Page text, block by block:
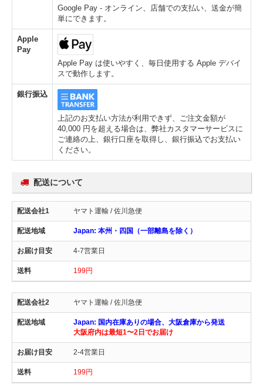
Google Pay - オンライン、店舗での支払い、送金が簡
単にできます。
Apple
Pay
Apple Pay は使いやすく、毎日使用する Apple デバイ
スで動作します。
銀行振込
上記のお支払い方法が利用できず、ご注文金額が
40,000 円を超える場合は、弊社カスタマーサービスに
ご連絡の上、銀行口座を取得し、銀行振込でお支払い
ください。
配送について
ヤマト運輸 / 佐川急便
Japan: 本州・四国（一部離島を除く）
4-7営業日
199円
ヤマト運輸 / 佐川急便
Japan: 国内在庫ありの場合、大阪倉庫から発送
大阪府内は最短1〜2日でお届け
2-4営業日
199円